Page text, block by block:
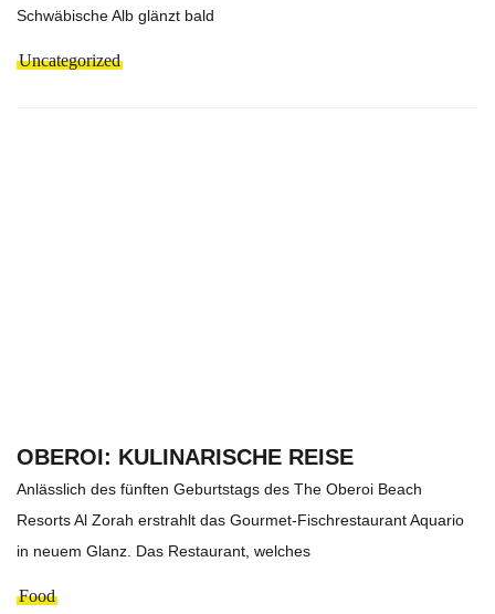
Schwäbische Alb glänzt bald
Uncategorized
OBEROI: KULINARISCHE REISE
Anlässlich des fünften Geburtstags des The Oberoi Beach
Resorts Al Zorah erstrahlt das Gourmet-Fischrestaurant Aquario
in neuem Glanz. Das Restaurant, welches
Food